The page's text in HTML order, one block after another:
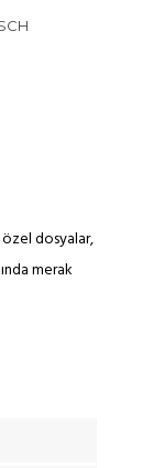
dosyalar,
merak